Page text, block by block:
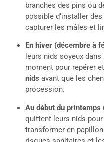
branches des pins ou
possible d’installer
capturer les mâles et
En hiver (décembre à
leurs nids soyeux
moment pour repérer et
nids avant que les
procession.
Au début du
quittent leurs nids
transformer en